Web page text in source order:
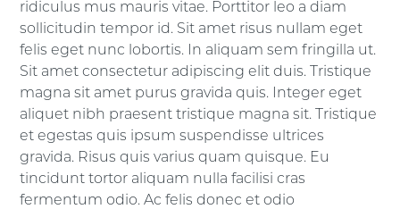
ridiculus mus mauris vitae. Porttitor leo a diam
sollicitudin tempor id. Sit amet risus nullam eget
felis eget nunc lobortis. In aliquam sem fringilla ut.
Sit amet consectetur adipiscing elit duis. Tristique
magna sit amet purus gravida quis. Integer eget
aliquet nibh praesent tristique magna sit. Tristique
et egestas quis ipsum suspendisse ultrices
gravida. Risus quis varius quam quisque. Eu
tincidunt tortor aliquam nulla facilisi cras
fermentum odio. Ac felis donec et odio